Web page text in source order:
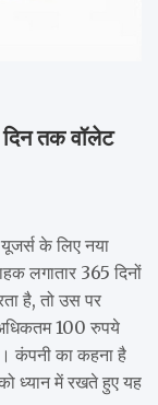
तक वॉलेट
के लिए नया
लगातार 365 दिनों
है, तो उस पर
100 रुपये
कंपनी का कहना है
ध्यान में रखते हुए यह